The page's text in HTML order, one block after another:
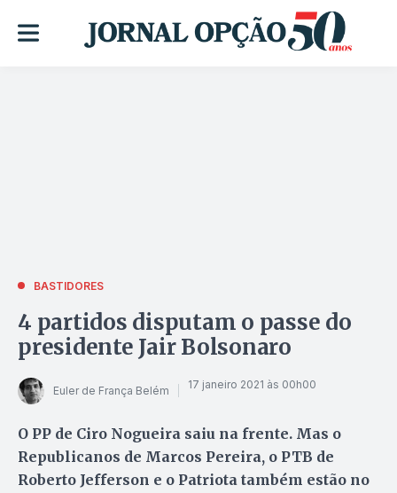
BASTIDORES
4 partidos disputam o passe do
presidente Jair Bolsonaro
Euler de França Belém 17 janeiro 2021 às 00h00
O PP de Ciro Nogueira saiu na frente. Mas o
Republicanos de Marcos Pereira, o PTB de
Roberto Jefferson e o Patriota também estão no